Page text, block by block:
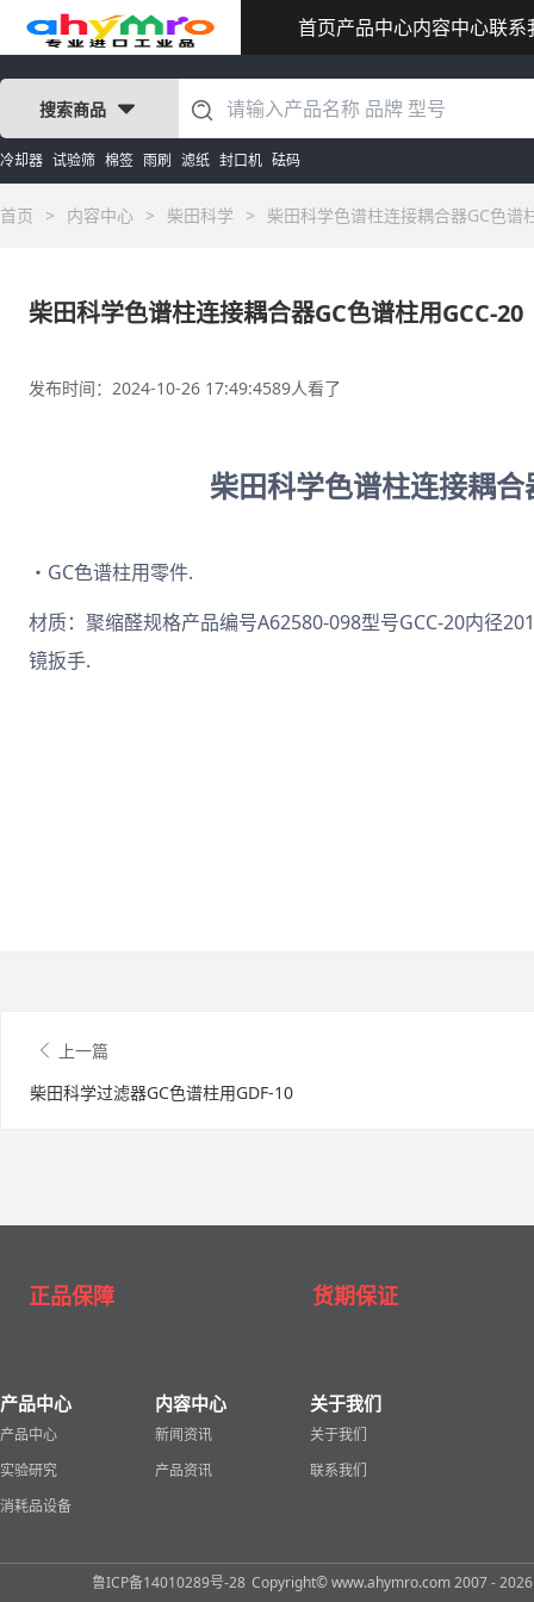
首页产品中心内容中心联系
搜索商品
冷却器 试验筛 棉签 雨刷 滤纸 封口机 砝码
首页 > 内容中心 > 柴田科学 > 柴田科学色谱柱连接耦合器GC色谱
柴田科学色谱柱连接耦合器GC色谱柱用GCC-20
发布时间：2024-10-26 17:49:4589人看了
柴田科学色谱柱连接耦合
・GC色谱柱用零件.
材质：聚缩醛规格产品编号A62580-098型号GCC-20内径
镜扳手.
上一篇
柴田科学过滤器GC色谱柱用GDF-10
正品保障 货期保证
产品中心
产品中心
实验研究
消耗品设备
内容中心
新闻资讯
产品资讯
关于我们
关于我们
联系我们
鲁ICP备14010289号-28 Copyright© www.ahymro.com 2007 - 2026